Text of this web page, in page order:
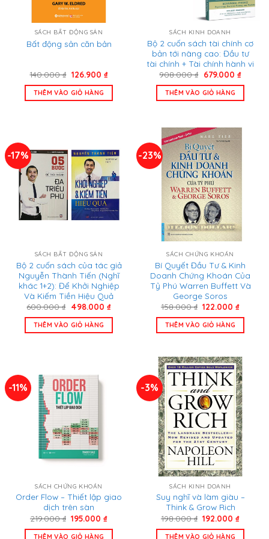
SÁCH BẤT ĐỘNG SẢN
Bất động sản căn bản
140.000₫ Giá
là:
140.000 ₫.
126.900 ₫Giá
tại
THÊM VÀO GIỎ HÀNG
SÁCH KINH DOANH
Bộ 2 cuốn sách tài chính cơ
bản tới nâng cao: Đầu tư
tài chính + Tài chính hành vi
908.000₫ Giá
là:
908.000 ₫.
679.000 ₫Giá
tại
THÊM VÀO GIỎ HÀNG
-17%
SÁCH BẤT ĐỘNG SẢN
Bộ 2 cuốn sách của tác giả
Nguyễn Thành Tiến (Nghĩ
khác 1+2): Để Khởi Nghiệp
Và Kiếm Tiền Hiệu Quả
600.000₫ Giá
là:
600.000 ₫.
498.000 ₫Giá
tại
THÊM VÀO GIỎ HÀNG
-23%
SÁCH CHỨNG KHOÁN
Bí Quyết Đầu Tư & Kinh
Doanh Chứng Khoán Của
Tỷ Phú Warren Buffett Và
George Soros
158.000₫ Giá
là:
158.000 ₫.
122.000₫Giá
tại
THÊM VÀO GIỎ HÀNG
-11%
SÁCH CHỨNG KHOÁN
Order Flow – Thiết lập giao
dịch trên sàn
219.000₫ Giá
là:
195.000₫Giá
tại
THÊM VÀO GIỎ HÀNG
-3%
SÁCH KINH DOANH
Suy nghĩ và làm giàu –
Think & Grow Rich
198.000₫ Giá
là:
192.000₫Giá
tại
THÊM VÀO GIỎ HÀNG